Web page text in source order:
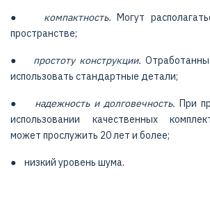
● компактность. Могут
пространстве;
● простоту конструкции.
использовать стандартные детали;
● надежность и долговечность. При
использовании качественных
может прослужить 20 лет и более;
● низкий уровень шума.